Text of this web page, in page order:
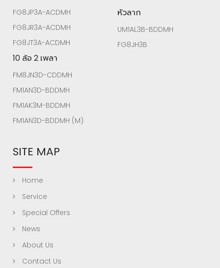
FG8JP3A-ACDMH
FG8JR3A-ACDMH
FG8JT3A-ACDMH
10 ล้อ 2 เพลา
FM8JN3D-CDDMH
FM1AN3D-BDDMH
FM1AK3M-BDDMH
FM1AN3D-BDDMH (M)
หัวลาก
UM1AL3B-BDDMH
FG8JH3B
SITE MAP
Home
Service
Special Offers
News
About Us
Contact Us